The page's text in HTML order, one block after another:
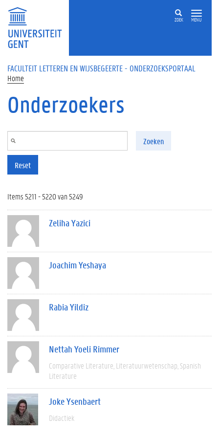
Overslaan en naar de inhoud gaan
ZOEK MENU
FACULTEIT LETTEREN EN WIJSBEGEERTE - ONDERZOEKSPORTAAL
Home
Onderzoekers
Zoeken
Reset
Items 5211 - 5220 van 5249
Zeliha Yazici
Joachim Yeshaya
Rabia Yildiz
Nettah Yoeli Rimmer
Comparative Literature Literatuurwetenschap Spanish
Literature
Joke Ysenbaert
Didactiek